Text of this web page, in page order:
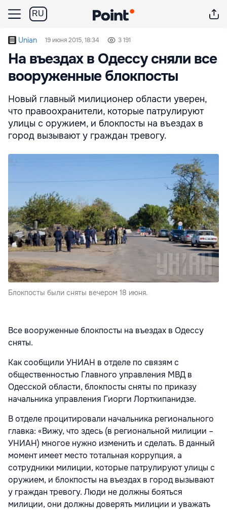
RU
Unian 19 июня 2015, 18:34 3 191
На въездах в Одессу сняли все
вооруженные блокпосты
Новый главный милиционер области уверен,
что правоохранители, которые патрулируют
улицы с оружием, и блокпосты на въездах в
город вызывают у граждан тревогу.
Блокпосты были сняты вечером 18 июня.
Все вооруженные блокпосты на въездах в Одессу
сняты.
Как сообщили УНИАН в отделе по связям с
общественностью Главного управления МВД в
Одесской области, блокпосты сняты по приказу
начальника управления Гиорги Лорткипанидзе.
В отделе процитировали начальника регионального
главка: «Вижу, что здесь (в региональной милиции –
УНИАН) многое нужно изменить и сделать. В данный
момент имеет место тотальная коррупция, а
сотрудники милиции, которые патрулируют улицы с
оружием, и блокпосты на въездах в город вызывают
у граждан тревогу. Люди не должны бояться
милиции, они должны доверять милиции и уважать